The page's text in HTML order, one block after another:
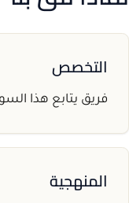
التخصص
فريق يتابع هذا
المنهجية